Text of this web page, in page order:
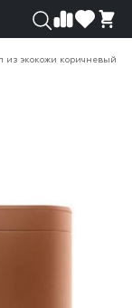
из экокожи коричневый